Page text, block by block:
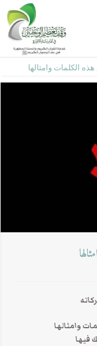
الكلمات وامثالها
وامثالها
فيها